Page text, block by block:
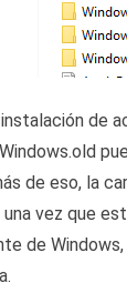
de
de eso, la
vez que
de